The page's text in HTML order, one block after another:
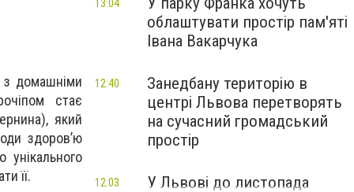
з домашніми
стає
який
здоров’ю
її.
облаштувати простір пам'яті
Івана Вакарчука
13:04
Занедбану територію в
центрі Львова перетворять
на сучасний громадський
простір
12:40
У Львові до листопада
12:03